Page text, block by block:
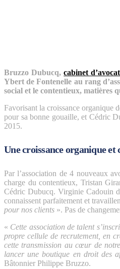
Bruzzo Dubucq,cabinet
Ybert de Fontenelle au rang
social et le contentieux, matières
Favorisant la croissance organique
pour sa bonne gouaille, et Cédric
2015.
Une croissance organique
Par l’association de 4 nouveaux
charge du contentieux, Tristan
Cédric Dubucq. Virginie Cadouin
connaissent parfaitement et
pour nos clients ». Pas de
« Cette association de talent
propre cellule de recrutement, en
cette transmission au cœur de
lancer une boutique en droit des
Bâtonnier Philippe Bruzzo.